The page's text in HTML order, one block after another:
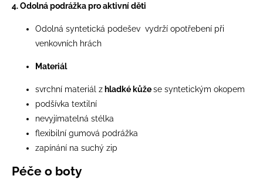
4. Odolná podrážka pro aktivní děti
Odolná syntetická podešev vydrží opotřebení při
venkovních hrách
Materiál
svrchní materiál zhladké kůžese syntetickým okopem
podšívka textilní
nevyjímatelná stélka
flexibilní gumová podrážka
zapínání na suchý zip
Péče o boty